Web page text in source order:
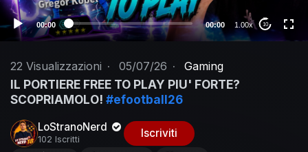
y
e
00:00 00:00 1.00x 10
22 Visualizzazioni · 05/07/26 · Gaming
IL PORTIERE FREE TO PLAY PIU' FORTE?
SCOPRIAMOLO! #efootball26
LoStranoNerd
102 Iscritti Iscriviti